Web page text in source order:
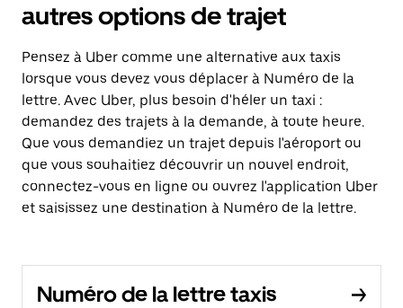
autres options de trajet
Pensez à Uber comme une alternative aux taxis
lorsque vous devez vous déplacer à Numéro de la
lettre. Avec Uber, plus besoin d'héler un taxi :
demandez des trajets à la demande, à toute heure.
Que vous demandiez un trajet depuis l'aéroport ou
que vous souhaitiez découvrir un nouvel endroit,
connectez-vous en ligne ou ouvrez l'application Uber
et saisissez une destination à Numéro de la lettre.
Numéro de la lettre taxis